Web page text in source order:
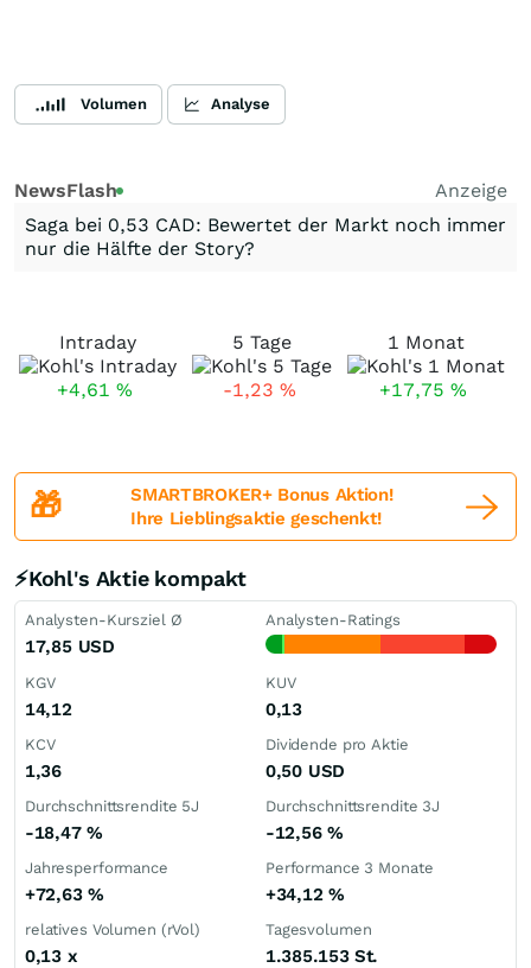
Volumen Analyse
NewsFlash
Anzeige
Saga bei 0,53 CAD: Bewertet der Markt noch immer
nur die Hälfte der Story?
Intraday
+4,61 %
5 Tage
-1,23 %
1 Monat
+17,75 %
🎁
SMARTBROKER+ Bonus Aktion!
Ihre Lieblingsaktie geschenkt!
⚡Kohl's Aktie kompakt
Analysten-Kursziel Ø
17,85 USD
Analysten-Ratings
KGV
14,12
KUV
0,13
KCV
1,36
Dividende pro Aktie
0,50 USD
Durchschnittsrendite 5J
-18,47 %
Durchschnittsrendite 3J
-12,56 %
Jahresperformance
+72,63 %
Performance 3 Monate
+34,12 %
relatives Volumen (rVol)
0,13 x
Tagesvolumen
1.385.153 St.